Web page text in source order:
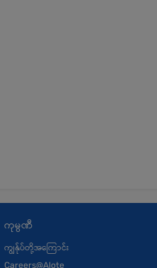
ကုမ္ပဏီ
ကျွန်ုပ်တို့အကြောင်း
Careers@Alote